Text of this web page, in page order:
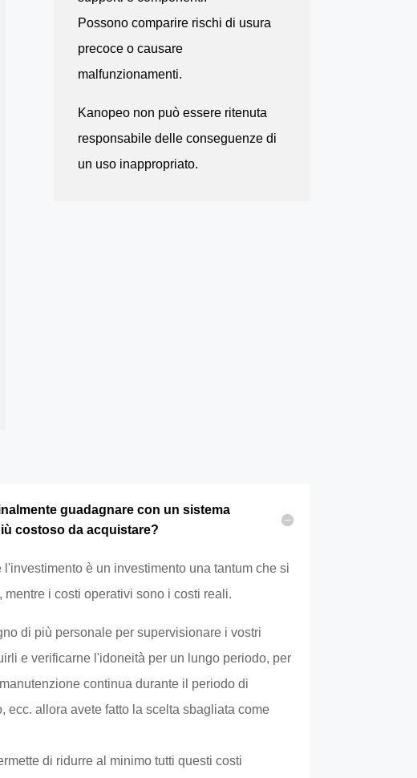
Possono comparire rischi di usura
precoce o causare
malfunzionamenti.
Kanopeo non può essere ritenuta
responsabile delle conseguenze di
un uso inappropriato.
guadagnare con un sistema
costoso da acquistare?
l'investimento è un investimento una tantum che si
mentre i costi operativi sono i costi reali.
di più personale per supervisionare i vostri
e verificarne l'idoneità per un lungo periodo, per
continua durante il periodo di
ecc. allora avete fatto la scelta sbagliata come
di ridurre al minimo tutti questi costi